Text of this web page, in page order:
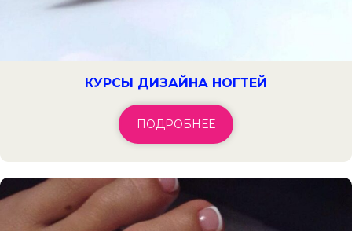
КУРСЫ ДИЗАЙНА НОГТЕЙ
ПОДРОБНЕЕ